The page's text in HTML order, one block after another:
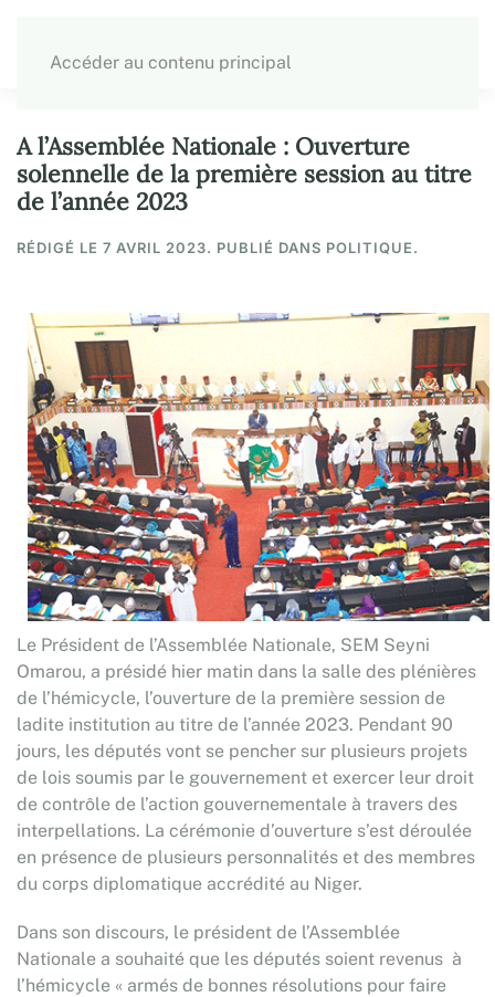
Accéder au contenu principal
A l’Assemblée Nationale : Ouverture
solennelle de la première session au titre
de l’année 2023
RÉDIGÉ LE 7 AVRIL 2023. PUBLIÉ DANS POLITIQUE.
Le Président de l’Assemblée Nationale, SEM Seyni
Omarou, a présidé hier matin dans la salle des plénières
de l’hémicycle, l’ouverture de la première session de
ladite institution au titre de l’année 2023. Pendant 90
jours, les députés vont se pencher sur plusieurs projets
de lois soumis par le gouvernement et exercer leur droit
de contrôle de l’action gouvernementale à travers des
interpellations. La cérémonie d’ouverture s’est déroulée
en présence de plusieurs personnalités et des membres
du corps diplomatique accrédité au Niger.
Dans son discours, le président de l’Assemblée
Nationale a souhaité que les députés soient revenus à
l’hémicycle « armés de bonnes résolutions pour faire